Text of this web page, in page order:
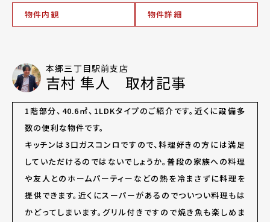
物件内観 物件詳細
本郷三丁目駅前支店
吉村 隼人 取材記事
1 階部分、40.6㎡、 1LDKタイプのご紹介です。近くに設備多
数の便利な物件です。
キッチンは3口ガスコンロですので、料理好きの方には満足
していただけるのではないでしょうか。普段の家族への料理
や友人とのホームパーティーなどの熱を冷まさずに料理を
提供できます。近くにスーパーがあるのでついつい料理もは
かどってしまいます。グリル付きですので焼き魚も楽しめま